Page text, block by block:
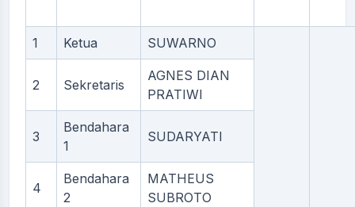
1 Ketua SUWARNO
2 Sekretaris
AGNES DIAN
PRATIWI
3
Bendahara
1
SUDARYATI
4
Bendahara
2
MATHEUS
SUBROTO